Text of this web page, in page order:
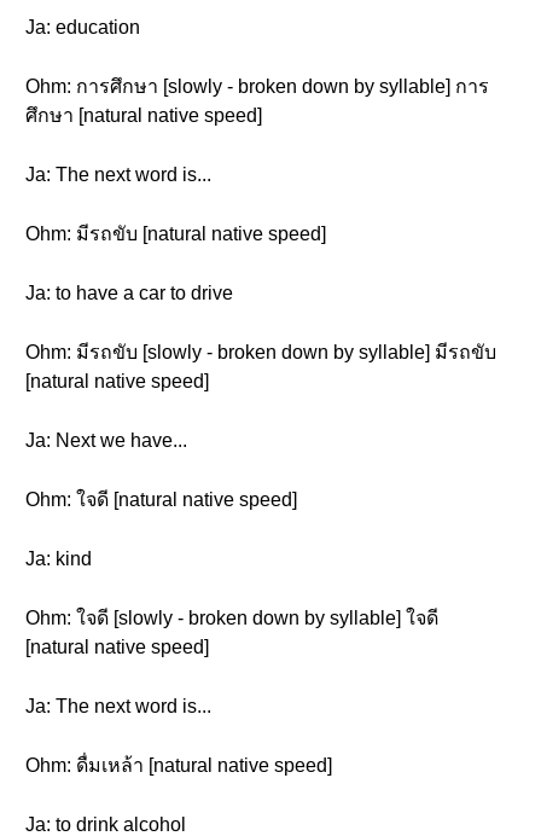
Ja: education
Ohm: การศึกษา [slowly - broken down by syllable] การ
ศึกษา [natural native speed]
Ja: The next word is...
Ohm: มีรถขับ [natural native speed]
Ja: to have a car to drive
Ohm: มีรถขับ [slowly - broken down by syllable] มีรถขับ
[natural native speed]
Ja: Next we have...
Ohm: ใจดี [natural native speed]
Ja: kind
Ohm: ใจดี [slowly - broken down by syllable] ใจดี
[natural native speed]
Ja: The next word is...
Ohm: ดื่มเหล้า [natural native speed]
Ja: to drink alcohol